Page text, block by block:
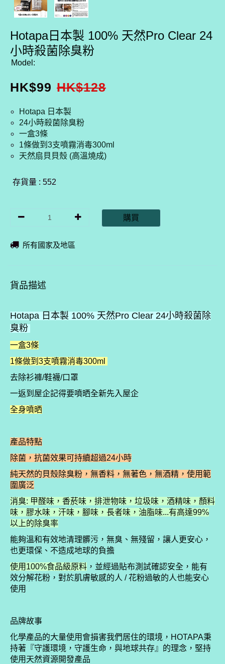
Hotapa日本製 100% 天然Pro Clear 24
小時殺菌除臭粉
Model:
HK$99 HK$128
Hotapa 日本製
24小時殺菌除臭粉
一盒3條
1條做到3支噴霧消毒300ml
天然扇貝貝殼 (高溫燒成)
存貨量 : 552
購買
所有國家及地區
貨品描述
Hotapa 日本製 100% 天然Pro Clear 24小時殺菌除
臭粉
一盒3條
1條做到3支噴霧消毒300ml
去除衫褲/鞋襪/口罩
一返到屋企記得要噴晒全新先入屋企
全身噴晒
產品特點
除菌，抗菌效果可持續超過24小時
純天然的貝殼除臭粉，無香料，無著色，無酒精，使用範
圍廣泛
消臭: 甲醛味，香菸味，排泄物味，垃圾味，酒精味，顏料
味，膠水味，汗味，腳味，長者味，油脂味...有高達99%
以上的除臭率
能夠溫和有效地清理髒污，無臭、無殘留，讓人更安心，
也更環保、不造成地球的負擔
使用100%食品級原料 ，並經過貼布測試確認安全，能有
效分解花粉，對於肌膚敏感的人 / 花粉過敏的人也能安心
使用
品牌故事
化學產品的大量使用會損害我們居住的環境，HOTAPA秉
持著『守護環境，守護生命，與地球共存』的理念，堅持
使用天然資源開發產品